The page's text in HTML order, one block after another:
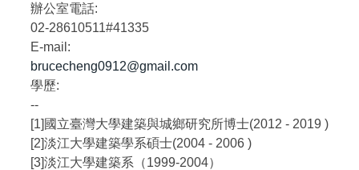
辦公室電話:
02-28610511#41335
E-mail:
brucecheng0912@gmail.com
學歷:
--
[1]國立臺灣大學建築與城鄉研究所博士(2012 - 2019 )
[2]淡江大學建築學系碩士(2004 - 2006 )
[3]淡江大學建築系（1999-2004）